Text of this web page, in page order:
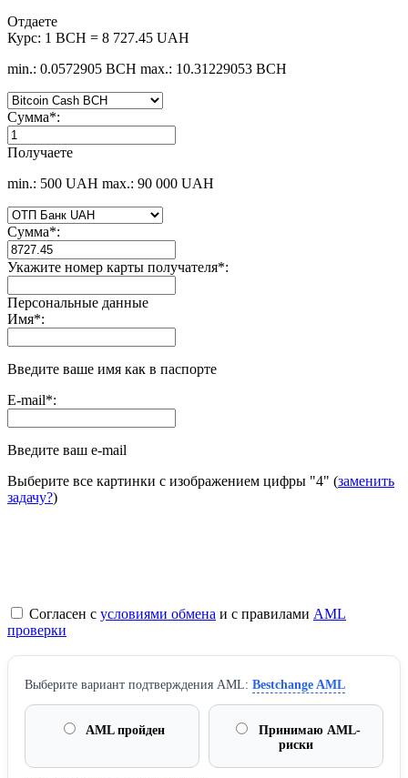
Отдаете
Курс: 1 BCH = 8 727.45 UAH
min.: 0.0572905 BCH max.: 10.31229053 BCH
Сумма*:
Получаете
min.: 500 UAH max.: 90 000 UAH
Сумма*:
Укажите номер карты получателя*:
Персональные данные
Имя*:
Введите ваше имя как в паспорте
E-mail*:
Введите ваш e-mail
Выберите все картинки с изображением цифры "4" (заменить
задачу?)
Согласен с условиями обмена и с правилами AML
проверки
Выберите вариант подтверждения AML: Bestchange AML
AML пройден
Принимаю AML-
риски